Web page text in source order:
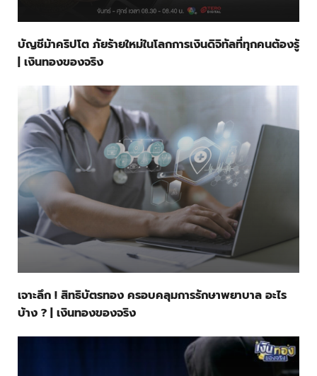
บัญชีม้าคริปโต ภัยร้ายใหม่ในโลกการเงินดิจิทัลที่ทุกคนต้องรู้
| เงินทองของจริง
เจาะลึก ! สิทธิบัตรทอง ครอบคลุมการรักษาพยาบาล อะไร
บ้าง ? | เงินทองของจริง